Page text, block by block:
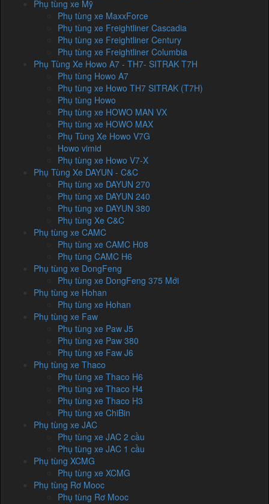
Phụ tùng xe Mỹ
Phụ tùng xe MaxxForce
Phụ tùng xe Freightliner Cascadia
Phụ tùng xe Freightliner Century
Phụ tùng xe Freightliner Columbia
Phụ Tùng Xe Howo A7 - TH7- SITRAK T7H
Phụ tùng Howo A7
Phụ tùng xe Howo TH7 SITRAK (T7H)
Phụ tùng Howo
Phụ tùng xe HOWO MAN VX
Phụ tùng xe HOWO MAX
Phụ Tùng Xe Howo V7G
Howo vimid
Phụ tùng xe Howo V7-X
Phụ Tùng Xe DAYUN - C&C
Phụ tùng xe DAYUN 270
Phụ tùng xe DAYUN 240
Phụ tùng xe DAYUN 380
Phụ tùng Xe C&C
Phụ tùng xe CAMC
Phụ tùng xe CAMC H08
Phụ tùng CAMC H6
Phụ tùng xe DongFeng
Phụ tùng xe DongFeng 375 Mới
Phụ tùng xe Hohan
Phụ tùng xe Hohan
Phụ tùng xe Faw
Phụ tùng xe Paw J5
Phụ tùng xe Paw 380
Phụ tùng xe Faw J6
Phụ tùng xe Thaco
Phụ tùng xe Thaco H6
Phụ tùng xe Thaco H4
Phụ tùng xe Thaco H3
Phụ tùng xe ChiBin
Phụ tùng xe JAC
Phụ tùng xe JAC 2 cầu
Phụ tùng xe JAC 1 cầu
Phụ tùng XCMG
Phụ tùng xe XCMG
Phụ tùng Rơ Mooc
Phụ tùng Rơ Mooc